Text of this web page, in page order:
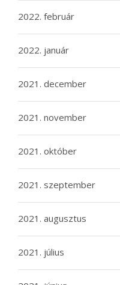
2022. február
2022. január
2021. december
2021. november
2021. október
2021. szeptember
2021. augusztus
2021. július